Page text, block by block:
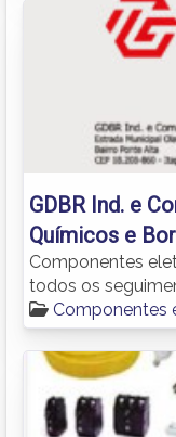
GDBR Ind. e
Químicos e
Componentes
todos os
Componentes